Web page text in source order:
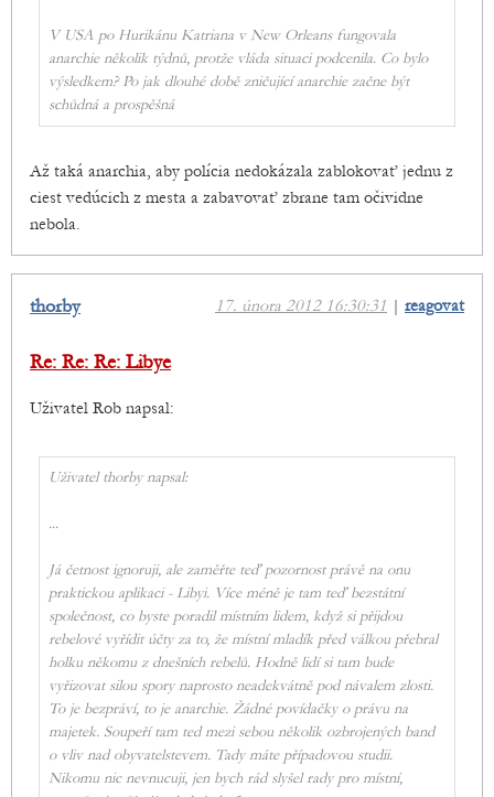
V USA po Hurikánu Katriana v New Orleans fungovala
anarchie několik týdnů, protže vláda situaci podcenila. Co bylo
výsledkem? Po jak dlouhé době zničující anarchie začne být
schůdná a prospěšná
Až taká anarchia, aby polícia nedokázala zablokovať jednu z
ciest vedúcich z mesta a zabavovať zbrane tam očividne
nebola.
17. února 2012 16:30:31 | reagovat
thorby
Re: Re: Re: Libye
Uživatel Rob napsal:
Uživatel thorby napsal:
...
Já četnost ignoruji, ale zaměřte teď pozornost právě na onu
praktickou aplikaci - Libyi. Více méně je tam teď bezstátní
společnost, co byste poradil místním lidem, když si přijdou
rebelové vyřídit účty za to, že místní mladík před válkou přebral
holku někomu z dnešních rebelů. Hodně lidí si tam bude
vyřizovat silou spory naprosto neadekvátně pod návalem zlosti.
To je bezpráví, to je anarchie. Žádné povídačky o právu na
majetek. Soupeří tam ted mezi sebou několik ozbrojených band
o vliv nad obyvatelstevem. Tady máte případovou studii.
Nikomu nic nevnucuji, jen bych rád slyšel rady pro místní,